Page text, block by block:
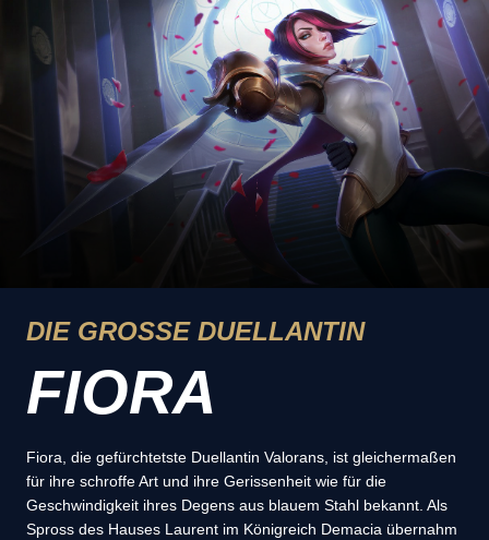
DIE GROSSE DUELLANTIN
FIORA
Fiora, die gefürchtetste Duellantin Valorans, ist gleichermaßen
für ihre schroffe Art und ihre Gerissenheit wie für die
Geschwindigkeit ihres Degens aus blauem Stahl bekannt. Als
Spross des Hauses Laurent im Königreich Demacia übernahm